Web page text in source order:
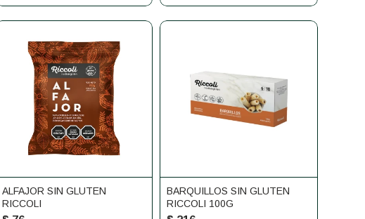
ALFAJOR SIN GLUTEN
RICCOLI
BARQUILLOS SIN GLUTEN
RICCOLI 100G